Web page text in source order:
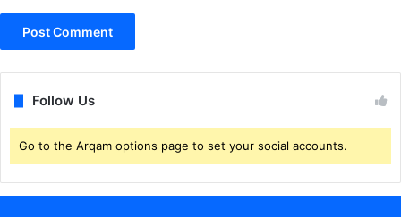
क
र
ने
वा
5
8
लो
गों
से
Follow Us
Go to the Arqam options page to set your social accounts.